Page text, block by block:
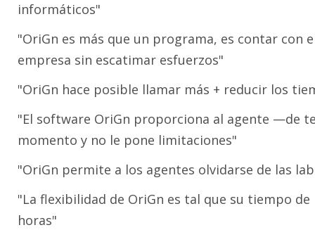
informáticos"
"OriGn es más que un programa, es contar con
empresa sin escatimar esfuerzos"
"OriGn hace posible llamar más + reducir los
"El software OriGn proporciona al agente —de
momento y no le pone limitaciones"
"OriGn permite a los agentes olvidarse de las
"La flexibilidad de OriGn es tal que su tiempo
horas"